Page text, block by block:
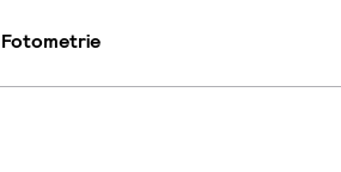
Fotometrie